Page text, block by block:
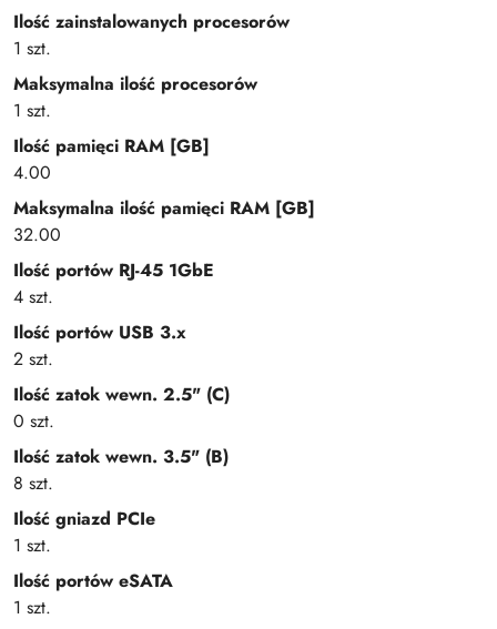
Ilość zainstalowanych procesorów
1 szt.
Maksymalna ilość procesorów
1 szt.
Ilość pamięci RAM [GB]
4.00
Maksymalna ilość pamięci RAM [GB]
32.00
Ilość portów RJ-45 1GbE
4 szt.
Ilość portów USB 3.x
2 szt.
Ilość zatok wewn. 2.5" (C)
0 szt.
Ilość zatok wewn. 3.5" (B)
8 szt.
Ilość gniazd PCIe
1 szt.
Ilość portów eSATA
1 szt.